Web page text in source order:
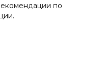
по